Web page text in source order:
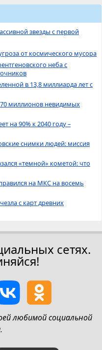
звезды с первой
от космического мусора
неба с
в 13,8 миллиарда лет с
миллионов невидимых
на 90% к 2040 году –
снимки людей: миссия
«темной» кометой: что
на МКС на восемь
с карт древних
сетях.
любимой социальной